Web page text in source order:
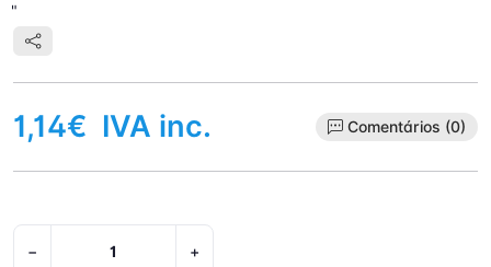
"
1,14€ IVA inc. Comentários (0)
− +